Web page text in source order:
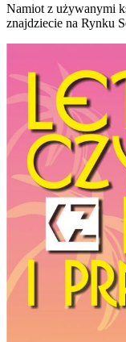
Namiot z używanymi
znajdziecie na Rynku